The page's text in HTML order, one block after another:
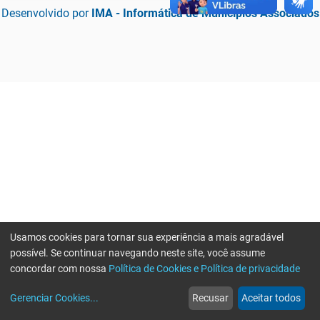
Desenvolvido por IMA - Informática de Municípios Associados
web
Notícias
more_horiz
Mais
Usamos cookies para tornar sua experiência a mais agradável
possível. Se continuar navegando neste site, você assume
concordar com nossa Política de Cookies e Política de privacidade
Gerenciar Cookies... Recusar Aceitar todos
Erro ao enviar informações, por favor tente novamente